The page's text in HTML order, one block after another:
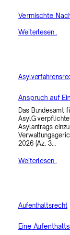
Vermischte
Weiterlesen..
Anspruch auf
Das Bundesamt
AsylG
Asylantrags
2026 (Az. 3…
Weiterlesen..
Aufenthaltsrecht
Eine